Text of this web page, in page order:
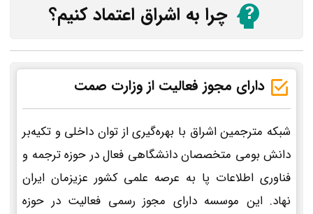
چرا به اشراق اعتماد کنیم؟
دارای مجوز فعالیت از وزارت صمت
شبکه مترجمین اشراق با بهره‌گیری از توان داخلی و تکیه‌بر
دانش بومی متخصصان دانشگاهی فعال در حوزه ترجمه و
فناوری اطلاعات پا به عرصه علمی کشور عزیزمان ایران
نهاد. این موسسه دارای مجوز رسمی فعالیت در حوزه